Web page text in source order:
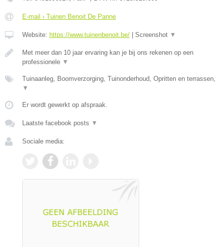
E-mail › Tuinen Benoit De Panne
Website: https://www.tuinenbenoit.be/ | Screenshot ▼
Met meer dan 10 jaar ervaring kan je bij ons rekenen op een
professionele ▼
Tuinaanleg, Boomverzorging, Tuinonderhoud, Opritten en terrassen,
▼
Er wordt gewerkt op afspraak.
Laatste facebook posts ▼
Sociale media: